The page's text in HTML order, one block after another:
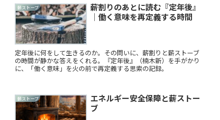
薪ストーブ
薪割りのあとに読む『定年後』
｜働く意味を再定義する時間
定年後に何をして生きるのか。その問いに、薪割りと薪ストーブ
の時間が静かな答えをくれる。『定年後』（楠木新）を手がかり
に、「働く意味」を火の前で再定義する思索の記録。
薪ストーブ
エネルギー安全保障と薪ストー
ブ